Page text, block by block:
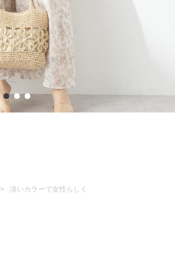
淡いカラーで女性らしく
1 2 3